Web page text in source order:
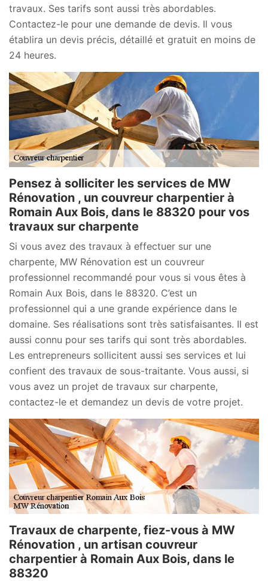
travaux. Ses tarifs sont aussi très abordables.
Contactez-le pour une demande de devis. Il vous
établira un devis précis, détaillé et gratuit en moins de
24 heures.
Pensez à solliciter les services de MW
Rénovation , un couvreur charpentier à
Romain Aux Bois, dans le 88320 pour vos
travaux sur charpente
Si vous avez des travaux à effectuer sur une
charpente, MW Rénovation est un couvreur
professionnel recommandé pour vous si vous êtes à
Romain Aux Bois, dans le 88320. C’est un
professionnel qui a une grande expérience dans le
domaine. Ses réalisations sont très satisfaisantes. Il est
aussi connu pour ses tarifs qui sont très abordables.
Les entrepreneurs sollicitent aussi ses services et lui
confient des travaux de sous-traitante. Vous aussi, si
vous avez un projet de travaux sur charpente,
contactez-le et demandez un devis de votre projet.
Travaux de charpente, fiez-vous à MW
Rénovation , un artisan couvreur
charpentier à Romain Aux Bois, dans le
88320